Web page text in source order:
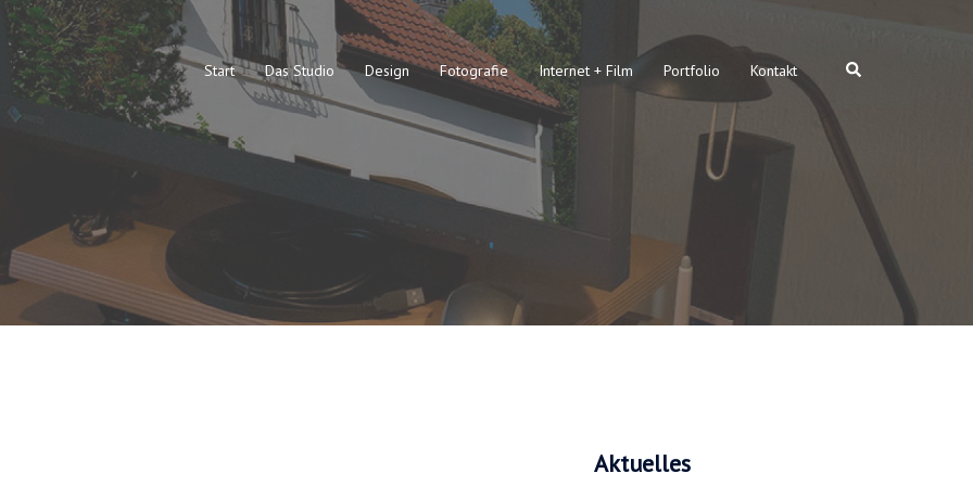
Start Das Studio Design Fotografie Internet + Film Portfolio Kontakt Suche
Aktuelles